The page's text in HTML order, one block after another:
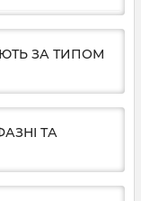
ЗА ТИПОМ
ТА